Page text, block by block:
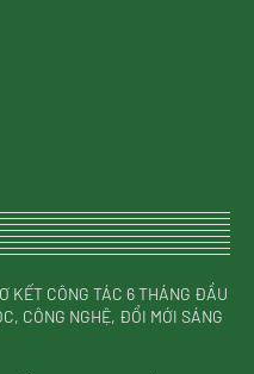
KẾT CÔNG TÁC 6 THÁNG ĐẦU
CÔNG NGHỆ, ĐỔI MỚI SÁNG